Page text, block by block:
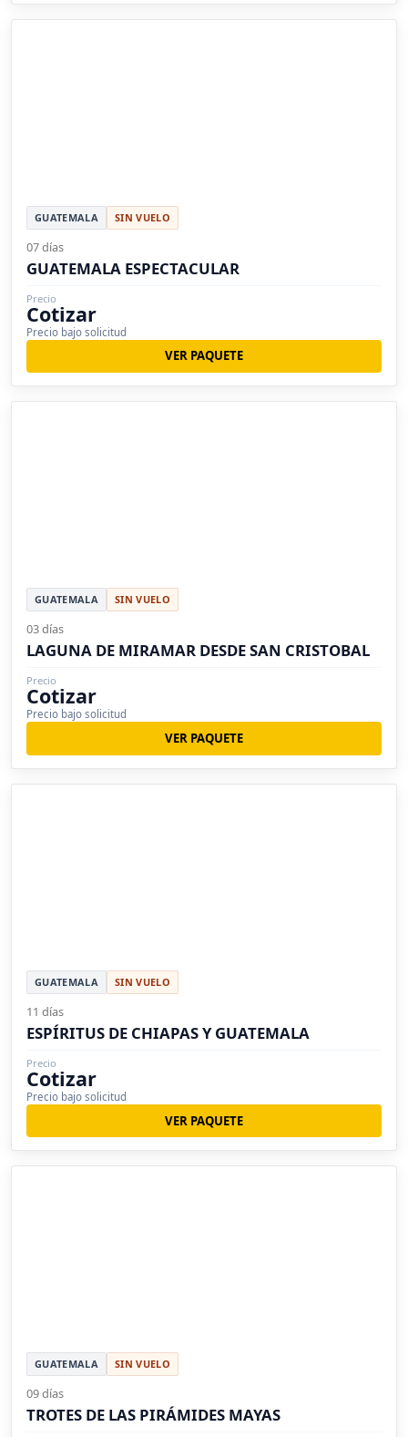
GUATEMALA SIN VUELO
07 días
GUATEMALA ESPECTACULAR
Precio
Cotizar
Precio bajo solicitud
VER PAQUETE
GUATEMALA SIN VUELO
03 días
LAGUNA DE MIRAMAR DESDE SAN CRISTOBAL
Precio
Cotizar
Precio bajo solicitud
VER PAQUETE
GUATEMALA SIN VUELO
11 días
ESPÍRITUS DE CHIAPAS Y GUATEMALA
Precio
Cotizar
Precio bajo solicitud
VER PAQUETE
GUATEMALA SIN VUELO
09 días
TROTES DE LAS PIRÁMIDES MAYAS